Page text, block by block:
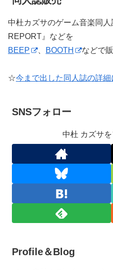
中杜カズサのゲーム音楽同
REPORT』などを
BEEP
BOOTH などで
☆今まで出した同人誌の詳
SNSフォロー
中杜 カズサ
Profile＆Blog